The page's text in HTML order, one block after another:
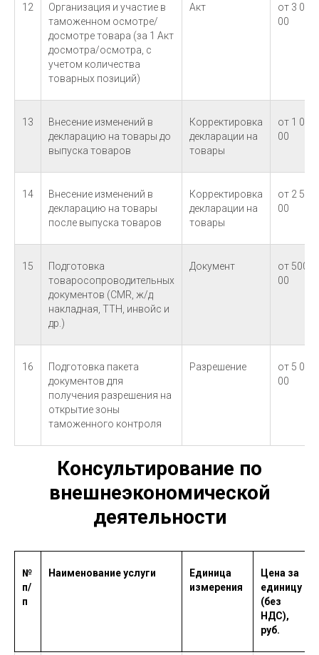
12
Организация и участие в
таможенном осмотре/
досмотре товара (за 1 Акт
досмотра/осмотра, с
учетом количества
товарных позиций)
Акт
от 3 000-
00
13
Внесение изменений в
декларацию на товары до
выпуска товаров
Корректировка
декларации на
товары
от 1 000-
00
14
Внесение изменений в
декларацию на товары
после выпуска товаров
Корректировка
декларации на
товары
от 2 500-
00
15
Подготовка
товаросопроводительных
документов (СМR, ж/д
накладная, ТТН, инвойс и
др.)
Документ
от 500-
00
16
Подготовка пакета
документов для
получения разрешения на
открытие зоны
таможенного контроля
Разрешение
от 5 000-
00
Консультирование по
внешнеэкономической
деятельности
№
п/
п
Наименование услуги
Единица
измерения
Цена за
единицу
(без
НДС),
руб.